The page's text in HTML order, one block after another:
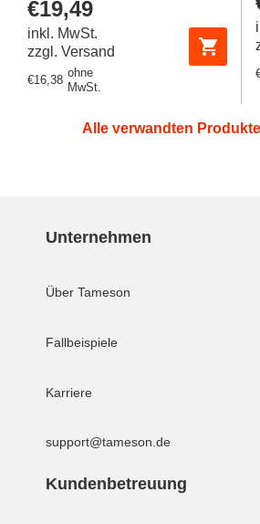
Regulärer
Preis
€19,49
inkl. MwSt.
zzgl. Versand
Regulärer
€16,38
ohne
MwSt.
Alle verwandten
Unternehmen
Über Tameson
Fallbeispiele
Karriere
support@tameson.de
Kundenbetreuung